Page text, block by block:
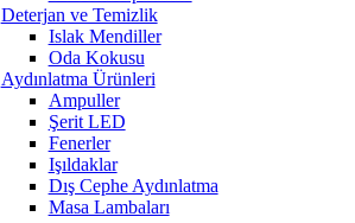
Deterjan ve Temizlik
Islak Mendiller
Oda Kokusu
Aydınlatma Ürünleri
Ampuller
Şerit LED
Fenerler
Işıldaklar
Dış Cephe Aydınlatma
Masa Lambaları